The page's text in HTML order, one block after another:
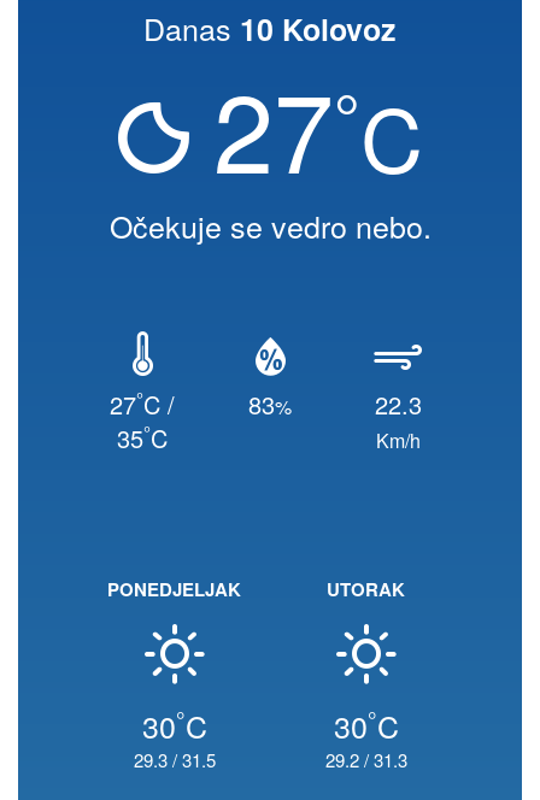
Danas 10 Kolovoz
27°C
Očekuje se vedro nebo.
27°C /
35°C
83% 22.3
Km/h
PONEDJELJAK
30°C
29.3/31.5
UTORAK
30°C
29.2/31.3